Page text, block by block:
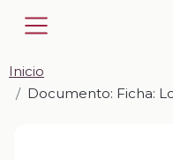
Inicio
Documento: Ficha: